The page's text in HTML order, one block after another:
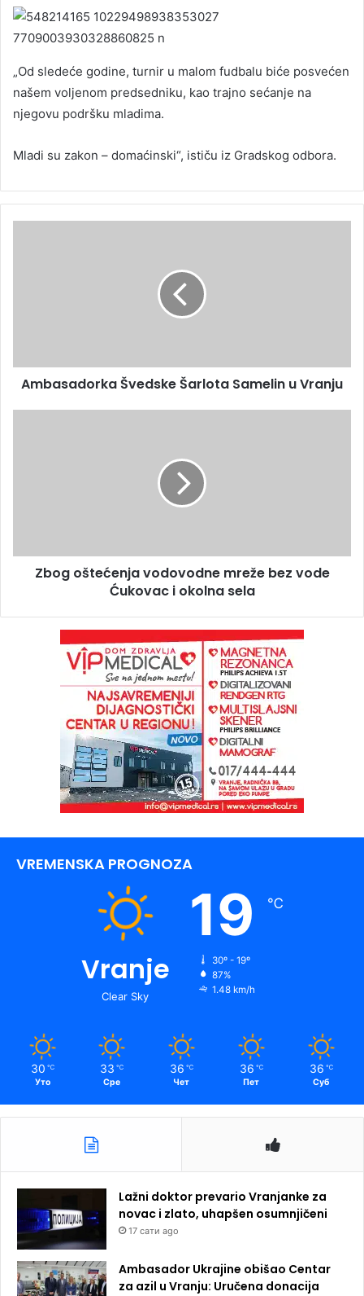
„Od sledeće godine, turnir u malom fudbalu biće posvećen
našem voljenom predsedniku, kao trajno sećanje na
njegovu podršku mladima.
Mladi su zakon – domaćinski“, ističu iz Gradskog odbora.
Ambasadorka Švedske Šarlota Samelin u Vranju
Zbog oštećenja vodovodne mreže bez vode
Ćukovac i okolna sela
VREMENSKA PROGNOZA
Vranje
Clear Sky
19 ℃
30º - 19º
87%
1.48 km/h
30 ℃
Уто
33 ℃
Сре
36 ℃
Чет
36 ℃
Пет
36 ℃
Суб
Lažni doktor prevario Vranjanke za
novac i zlato, uhapšen osumnjičeni
17 сати ago
Ambasador Ukrajine obišao Centar
za azil u Vranju: Uručena donacija